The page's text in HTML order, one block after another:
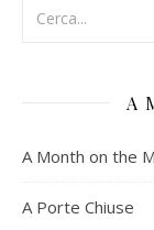
A
A Month on the
A Porte Chiuse